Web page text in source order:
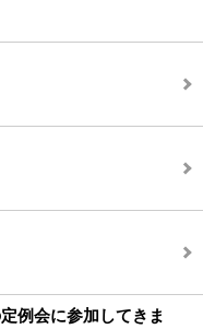
例会に参加してきま